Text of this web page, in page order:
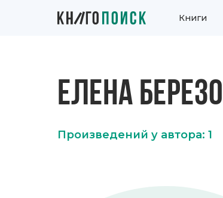
Книги
ЕЛЕНА
Произведений у автора: 1